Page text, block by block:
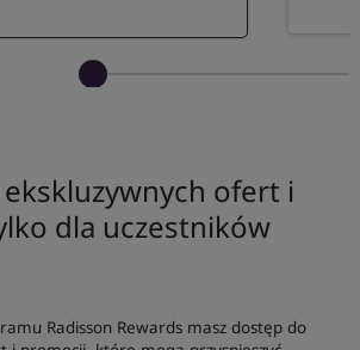
ekskluzywnych ofert i
dla uczestników
Radisson Rewards masz dostęp do